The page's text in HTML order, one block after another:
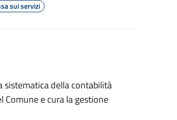
sui servizi
della contabilità
e cura la gestione